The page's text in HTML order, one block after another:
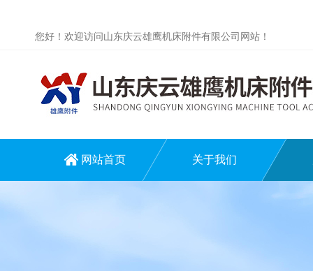
您好！欢迎访问山东庆云雄鹰机床附件有限公司网站！
网站首页 关于我们